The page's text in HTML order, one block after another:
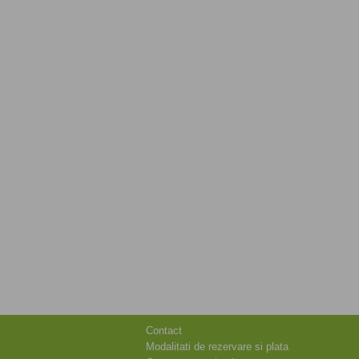
Contact
Modalitati de rezervare si plata